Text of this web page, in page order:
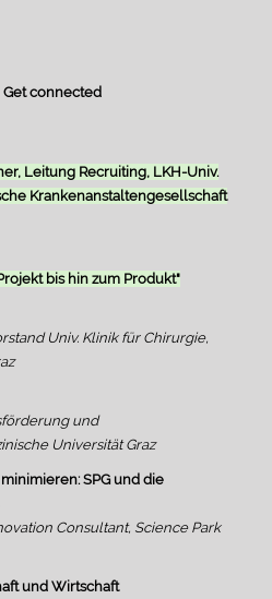
Get connected
Leitung Recruiting, LKH-Univ.
Krankenanstaltengesellschaft
bis hin zum Produkt"
Univ. Klinik für Chirurgie,
und
Universität Graz
SPG und die
Consultant, Science Park
und Wirtschaft